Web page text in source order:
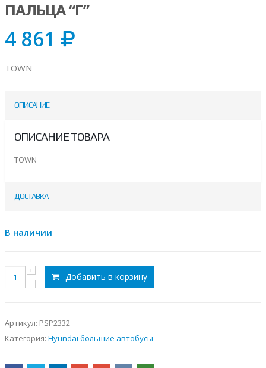
ПАЛЬЦА “Г”
4 861
TOWN
ОПИСАНИЕ
ОПИСАНИЕ ТОВАРА
TOWN
ДОСТАВКА
В наличии
Добавить в корзину
Артикул: PSP2332
Категория: Hyundai большие автобусы